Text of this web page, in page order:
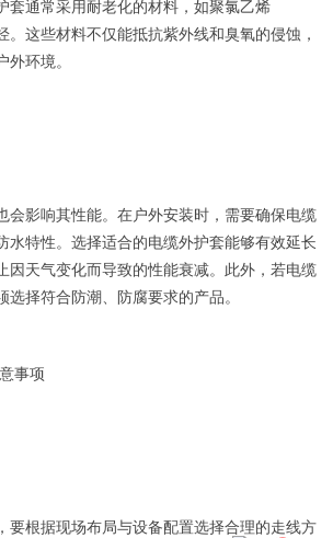
套通常采用耐老化的材料，如聚氯乙烯
。这些材料不仅能抵抗紫外线和臭氧的侵蚀，
外环境。
会影响其性能。在户外安装时，需要确保电缆
水特性。选择适合的电缆外护套能够有效延长
因天气变化而导致的性能衰减。此外，若电缆
选择符合防潮、防腐要求的产品。
事项
要根据现场布局与设备配置选择合理的走线方